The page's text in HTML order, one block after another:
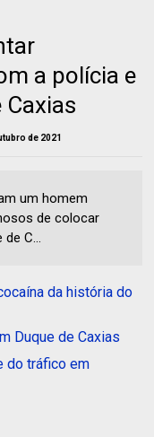
a polícia e
Caxias
de 2021
um homem
de colocar
C...
da história do
Duque de Caxias
do tráfico em